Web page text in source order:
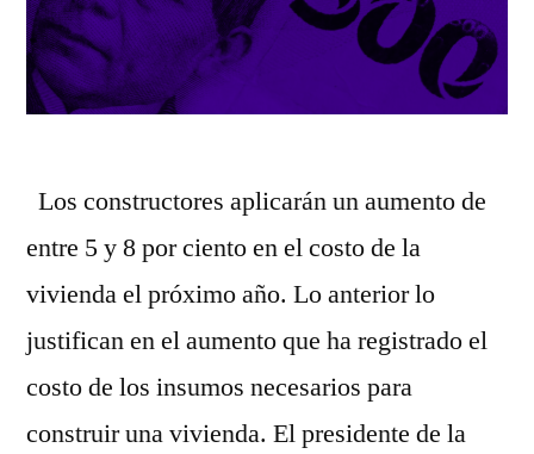
Los constructores aplicarán un aumento de
entre 5 y 8 por ciento en el costo de la
vivienda el próximo año. Lo anterior lo
justifican en el aumento que ha registrado el
costo de los insumos necesarios para
construir una vivienda. El presidente de la